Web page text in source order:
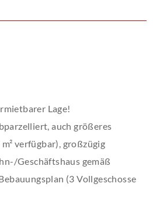
Lage!
auch größeres
verfügbar), großzügig
Geschäftshaus gemäß
(3 Vollgeschosse